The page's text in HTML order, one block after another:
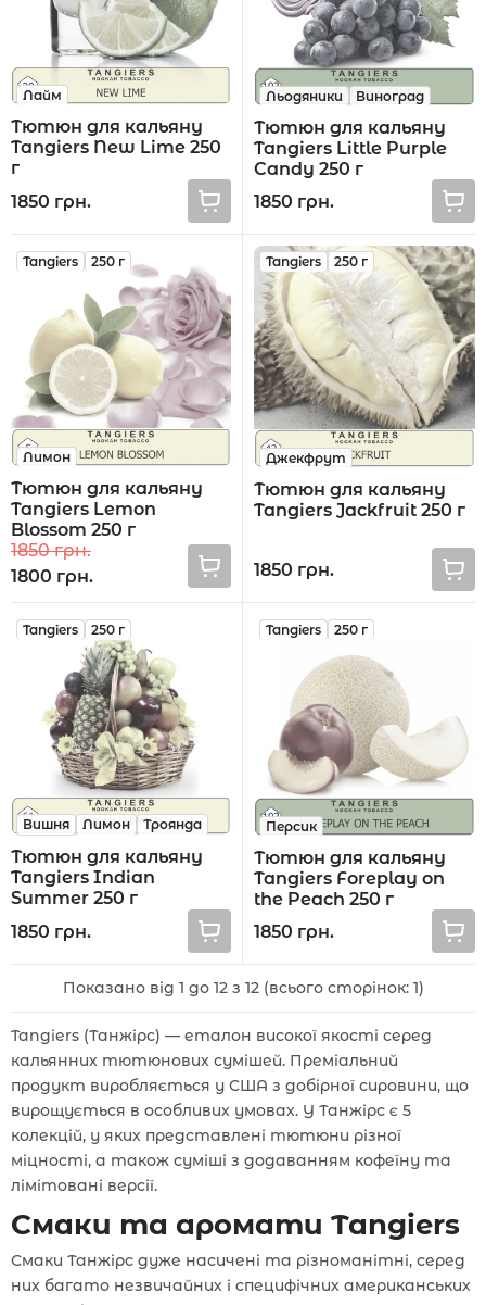
Лайм
Тютюн для кальяну
Tangiers New Lime 250
г
1850 грн.
Льодяники Виноград
Тютюн для кальяну
Tangiers Little Purple
Candy 250 г
1850 грн.
Tangiers 250 г
Лимон
Тютюн для кальяну
Tangiers Lemon
Blossom 250 г
1850 грн.
1800 грн.
Tangiers 250 г
Джекфрут
Тютюн для кальяну
Tangiers Jackfruit 250 г
1850 грн.
Tangiers 250 г
Вишня Лимон Троянда
Тютюн для кальяну
Tangiers Indian
Summer 250 г
1850 грн.
Tangiers 250 г
Персик
Тютюн для кальяну
Tangiers Foreplay on
the Peach 250 г
1850 грн.
Показано від 1 до 12 з 12 (всього сторінок: 1)
Tangiers (Танжірс) — еталон високої якості серед
кальянних тютюнових сумішей. Преміальний
продукт виробляється у США з добірної сировини, що
вирощується в особливих умовах. У Танжірс є 5
колекцій, у яких представлені тютюни різної
міцності, а також суміші з додаванням кофеїну та
лімітовані версії.
Смаки та аромати Tangiers
Смаки Танжірс дуже насичені та різноманітні, серед
них багато незвичайних і специфічних американських